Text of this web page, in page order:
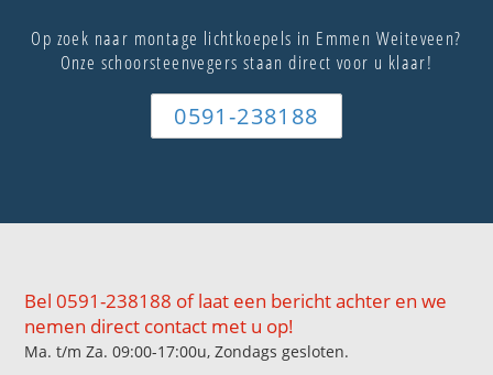
Op zoek naar montage lichtkoepels in Emmen Weiteveen?
Onze schoorsteenvegers staan direct voor u klaar!
0591-238188
Bel 0591-238188 of laat een bericht achter en we
nemen direct contact met u op!
Ma. t/m Za. 09:00-17:00u, Zondags gesloten.